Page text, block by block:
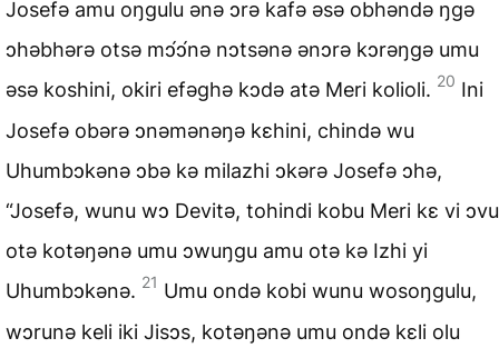
Josefə amu oŋgulu ənə ɔrə kafə əsə obhəndə ŋgə
ɔhəbhərə otsə mɔ́ɔ́nə nɔtsənə ənɔrə kɔrəŋgə umu
əsə koshini, okiri efəghə kɔdə atə Meri kolioli. 20 Ini
Josefə obərə ɔnəmənəŋə kɛhini, chində wu
Uhumbɔkənə ɔbə kə milazhi ɔkərə Josefə ɔhə,
“Josefə, wunu wɔ Devitə, tohindi kobu Meri kɛ vi ɔvu
otə kotəŋənə umu ɔwuŋgu amu otə kə Izhi yi
Uhumbɔkənə. 21 Umu ondə kobi wunu wosoŋgulu,
wɔrunə keli iki Jisɔs, kotəŋənə umu ondə kɛli olu